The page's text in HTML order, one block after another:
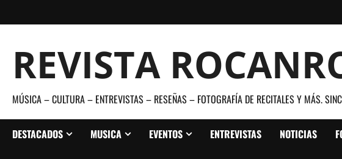
al
REVISTA
MÚSICA – CULTURA – ENTREVISTAS – RESEÑAS – FOTOGRAFÍA DE RECITALES Y MÁS.
DESTACADOS MUSICA EVENTOS ENTREVISTAS NOTICIAS